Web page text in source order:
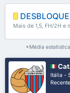
Mais de 1,5, FH/2H e
*Média
Itália -